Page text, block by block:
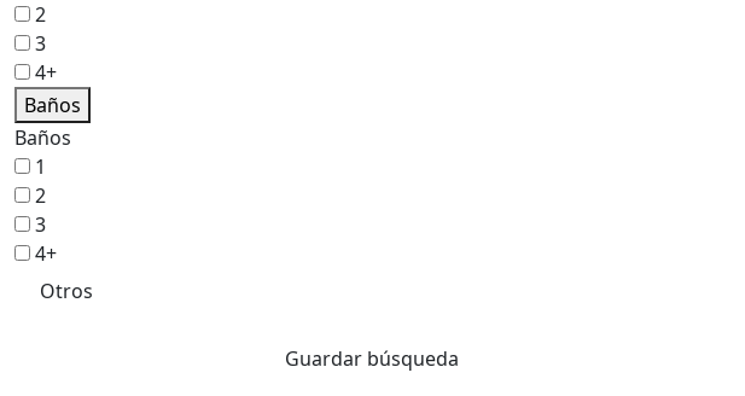
2
3
4+
Baños
Baños
1
2
3
4+
Otros
Guardar búsqueda